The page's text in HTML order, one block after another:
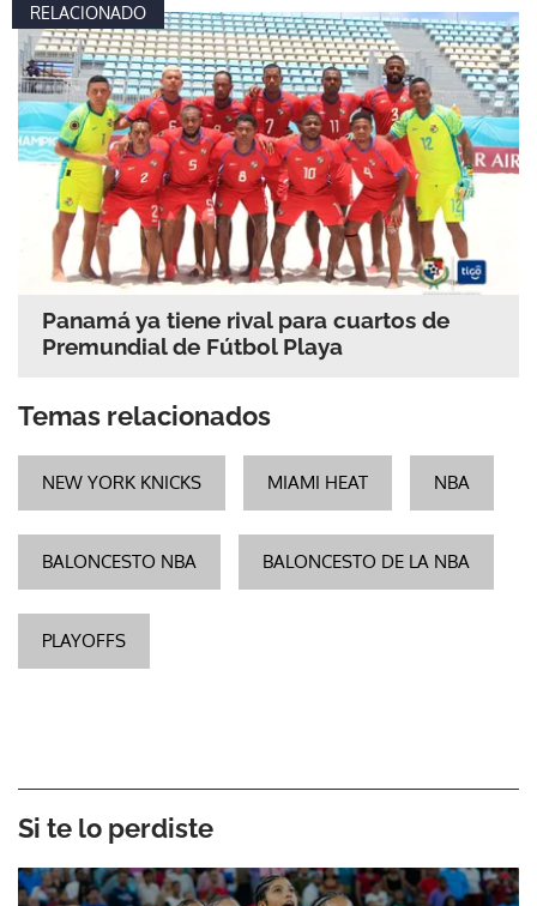
RELACIONADO
Panamá ya tiene rival para cuartos de
Premundial de Fútbol Playa
Temas relacionados
NEW YORK KNICKS MIAMI HEAT NBA
BALONCESTO NBA BALONCESTO DE LA NBA
PLAYOFFS
Si te lo perdiste